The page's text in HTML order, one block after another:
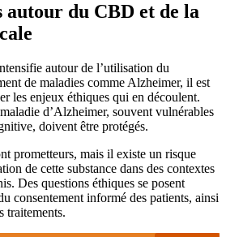
autour du CBD et de la
autour de l’utilisation du
de maladies comme Alzheimer, il est
les enjeux éthiques qui en découlent.
d’Alzheimer, souvent vulnérables
doivent être protégés.
prometteurs, mais il existe un risque
de cette substance dans des contextes
Des questions éthiques se posent
consentement informé des patients, ainsi
traitements.